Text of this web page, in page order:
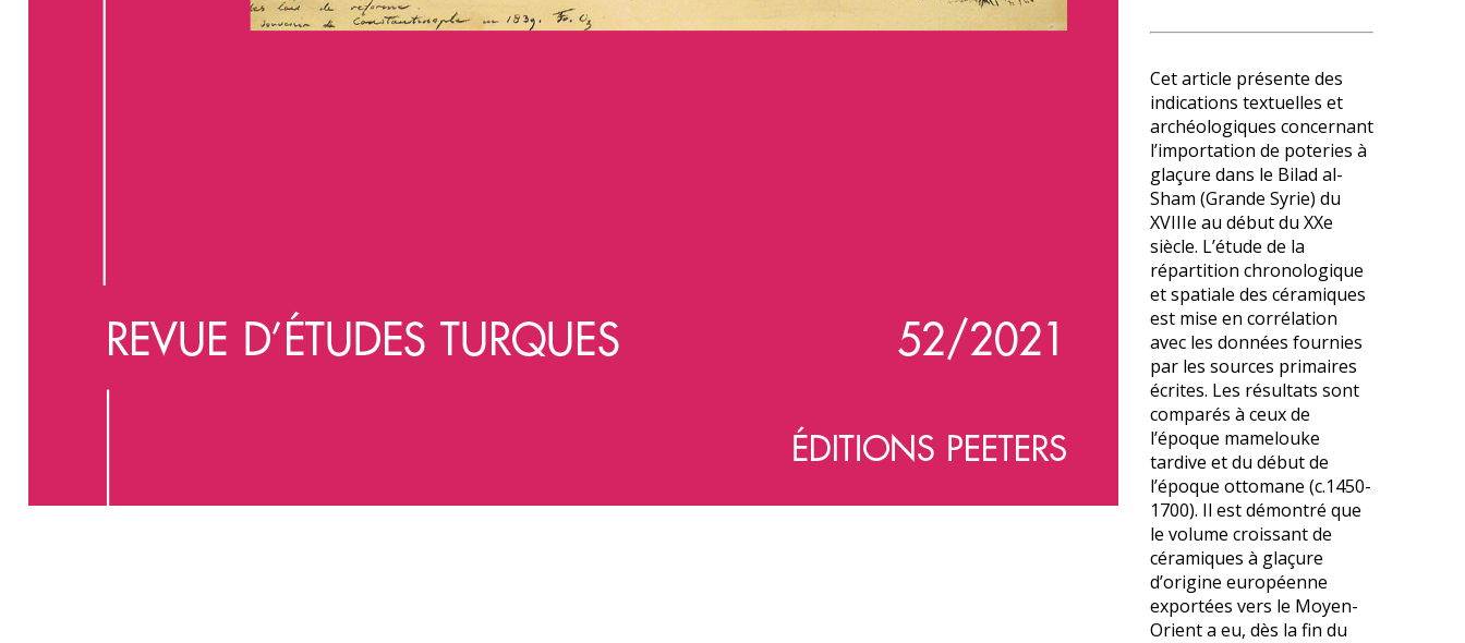
Cet article présente des
indications textuelles et
archéologiques concernant
l’importation de poteries à
glaçure dans le Bilad al-
Sham (Grande Syrie) du
XVIIIe au début du XXe
siècle. L’étude de la
répartition chronologique
et spatiale des céramiques
est mise en corrélation
avec les données fournies
par les sources primaires
écrites. Les résultats sont
comparés à ceux de
l’époque mamelouke
tardive et du début de
l’époque ottomane (c.1450-
1700). Il est démontré que
le volume croissant de
céramiques à glaçure
d’origine européenne
exportées vers le Moyen-
Orient a eu, dès la fin du